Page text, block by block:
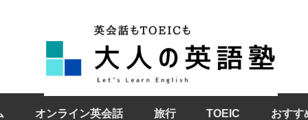
オンライン英会話 旅行 TOEIC おすす